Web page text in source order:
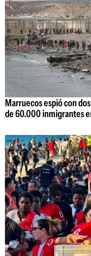
Marruecos espió con
de 60.000 inmigrantes